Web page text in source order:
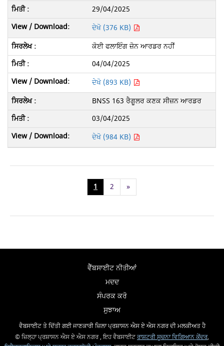
29/04/2025
ਦੇਖੋ (376 KB)
ਕੋਈ ਫਲਾਇੰਗ ਜ਼ੋਨ ਆਰਡਰ ਨਹੀਂ
04/04/2025
ਦੇਖੋ (893 KB)
BNSS 163 ਰੈਗੂਲਰ ਕਣਕ ਸੀਜ਼ਨ ਆਰਡਰ
03/04/2025
ਦੇਖੋ (984 KB)
1 2 »
ਵੈੱਬਸਾਈਟ ਨੀਤੀਆਂ
ਮਦਦ
ਸੰਪਰਕ ਕਰੋ
ਸੁਝਾਅ
ਵੈਬਸਾਈਟ ਤੇ ਦਿੱਤੀ ਗਈ ਜਾਣਕਾਰੀ ਜ਼ਿਲਾ ਪ੍ਰਸ਼ਾਸਨ ਐਸ ਏ ਐਸ ਨਗਰ ਦੀ ਮਲਕੀਅਤ ਹੈ
© ਜ਼ਿਲ੍ਹਾ ਪ੍ਰਸ਼ਾਸਨ ਐਸ ਏ ਐਸ ਨਗਰ , ਇਹ ਵੈਬਸਾਈਟਰਾਸ਼ਟਰੀ ਸੂਚਨਾ ਵਿਗਿਆਨ ਕੇਂਦਰ,